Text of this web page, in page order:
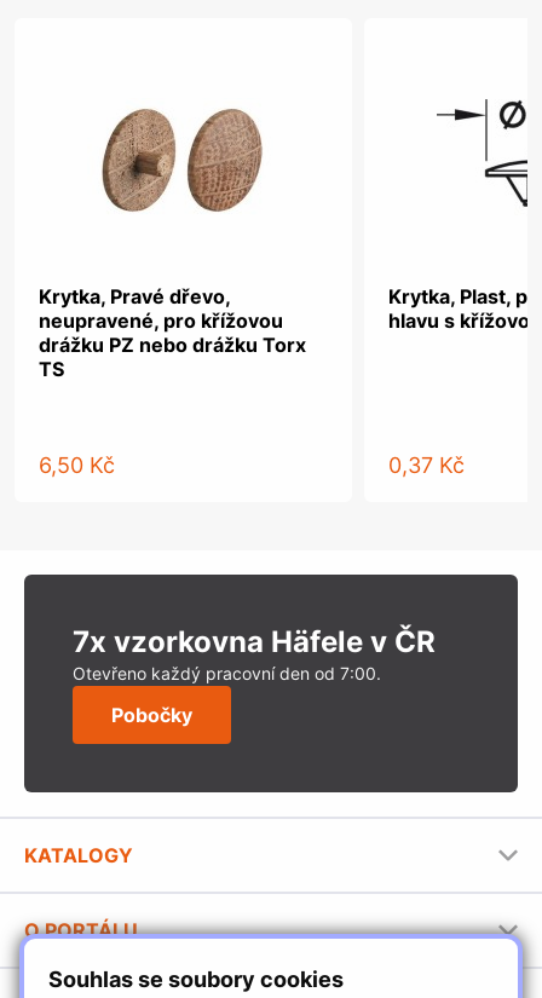
Souhlas se soubory cookies
Krytka, Pravé dřevo,
neupravené, pro křížovou
drážku PZ nebo drážku Torx
TS
6,50 Kč
Krytka, Plast,
hlavu s
0,37 Kč
7x vzorkovna Häfele v ČR
Otevřeno každý pracovní den od 7:00.
Pobočky
KATALOGY
Stavební katalog Häfele
Brožury Häfele
O PORTÁLU
Provozovatel portálu